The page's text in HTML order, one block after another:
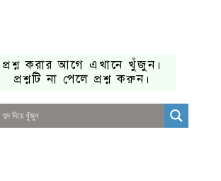
প্রশ্ন করার আগে এখানে খুঁজুন।
প্রশ্নটি না পেলে প্রশ্ন করুন।